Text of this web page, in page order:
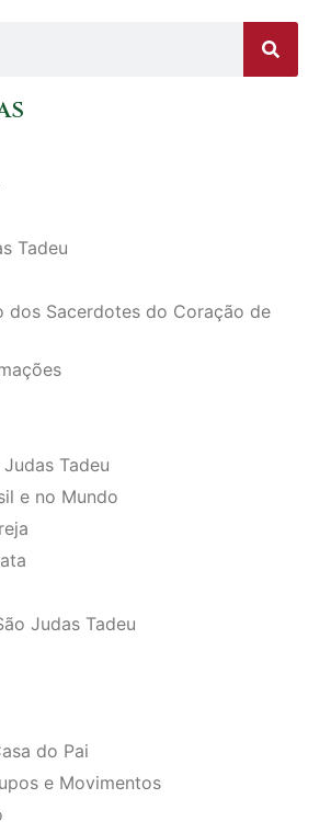
Tadeu
dos Sacerdotes do Coração de
Tadeu
e no Mundo
Judas Tadeu
do Pai
e Movimentos